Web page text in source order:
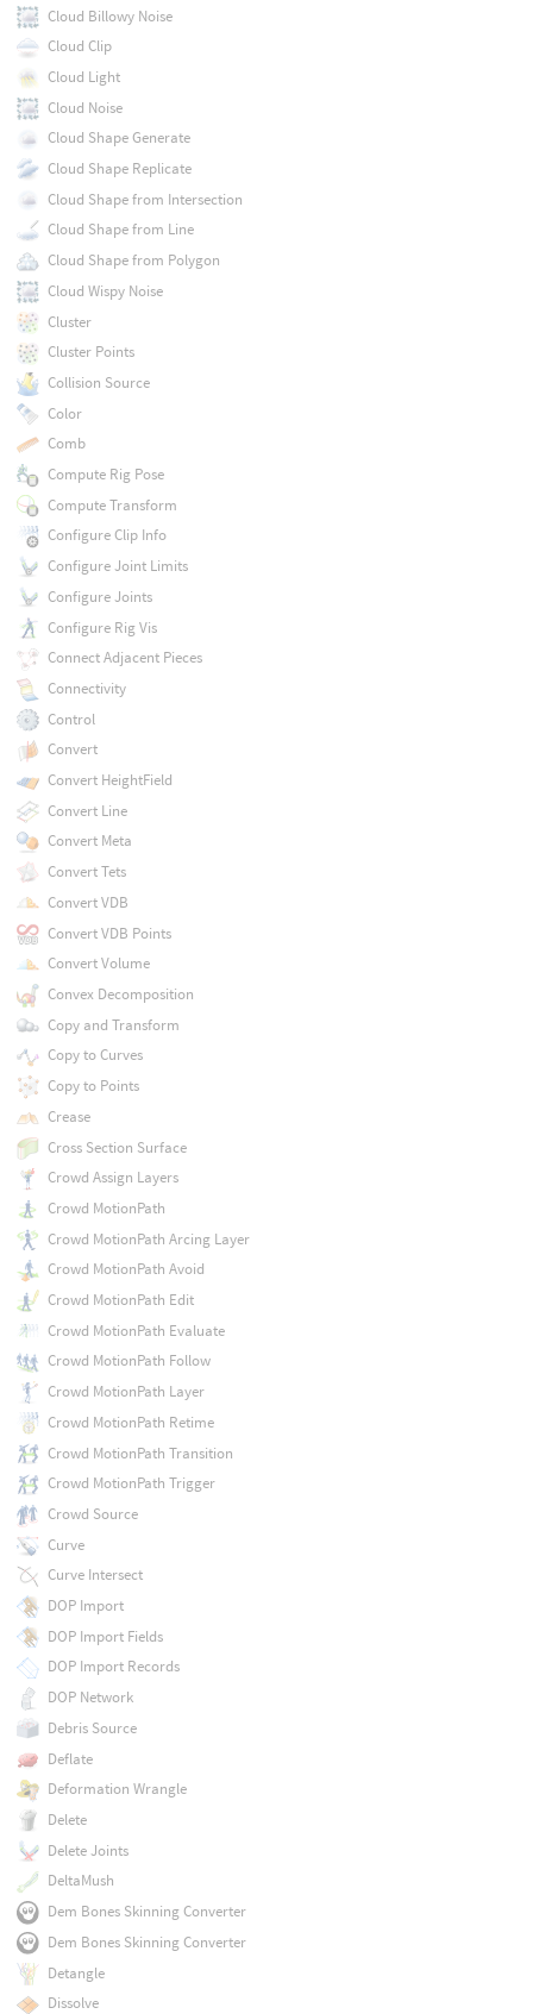
Cloud Billowy Noise
Cloud Clip
Cloud Light
Cloud Noise
Cloud Shape Generate
Cloud Shape Replicate
Cloud Shape from Intersection
Cloud Shape from Line
Cloud Shape from Polygon
Cloud Wispy Noise
Cluster
Cluster Points
Collision Source
Color
Comb
Compute Rig Pose
Compute Transform
Configure Clip Info
Configure Joint Limits
Configure Joints
Configure Rig Vis
Connect Adjacent Pieces
Connectivity
Control
Convert
Convert HeightField
Convert Line
Convert Meta
Convert Tets
Convert VDB
Convert VDB Points
Convert Volume
Convex Decomposition
Copy and Transform
Copy to Curves
Copy to Points
Crease
Cross Section Surface
Crowd Assign Layers
Crowd MotionPath
Crowd MotionPath Arcing Layer
Crowd MotionPath Avoid
Crowd MotionPath Edit
Crowd MotionPath Evaluate
Crowd MotionPath Follow
Crowd MotionPath Layer
Crowd MotionPath Retime
Crowd MotionPath Transition
Crowd MotionPath Trigger
Crowd Source
Curve
Curve Intersect
DOP Import
DOP Import Fields
DOP Import Records
DOP Network
Debris Source
Deflate
Deformation Wrangle
Delete
Delete Joints
DeltaMush
Dem Bones Skinning Converter
Dem Bones Skinning Converter
Detangle
Dissolve